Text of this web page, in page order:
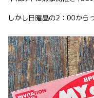
しかし日曜昼の2：00から